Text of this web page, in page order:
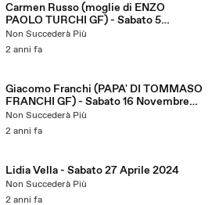
Carmen Russo (moglie di ENZO
PAOLO TURCHI GF) - Sabato 5
Ottobre 2024
Non Succederà Più
2 anni fa
Giacomo Franchi (PAPA' DI TOMMASO
FRANCHI GF) - Sabato 16 Novembre
2024
Non Succederà Più
2 anni fa
Lidia Vella - Sabato 27 Aprile 2024
Non Succederà Più
2 anni fa